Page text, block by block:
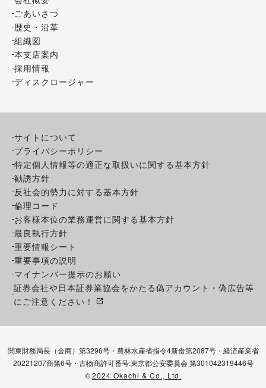
ごあいさつ
歴史・沿革
組織図
本支店案内
採用情報
ディスクロージャー
サイトについて
プライバシーポリシー
特定個人情報等の適正な取扱いに関する基本方針
勧誘方針
反社会的勢力に対する基本方針
倫理コード
お客様本位の業務運営に関する基本方針
最良執行方針
重要情報シート
重要事項の説明
マイナンバー提示のお願い
証券会社や日本証券業協会をかたる偽アカウント・偽広告等
にご注意ください！
関東財務局長（金商）第3296号・農林水産省指令4新食第2087号・経済産業省
20221207商第6号・古物商許可番号:東京都公安委員会 第301042319446号
©2024 Okachi & Co., Ltd.